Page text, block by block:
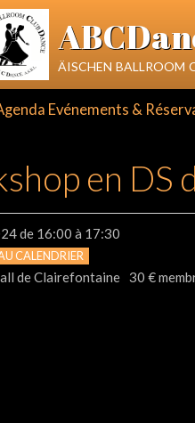
äischen ballroom
Evénements &
en DS
de 16:00 à 17:30
CALENDRIER
de Clairefontaine 30 €